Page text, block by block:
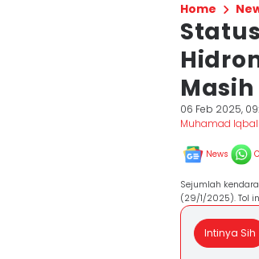
Home
06 Feb 2025,
Muhamad Iqbal
News
Sejumlah
(29/1/2025). Tol
Intinya Sih